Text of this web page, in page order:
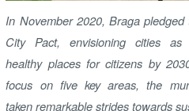
five key areas, the municipality has
strides towards sustainability: